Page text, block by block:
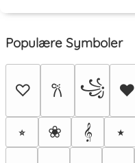
Populære Symboler
♡ 𐙚 ꧁ ♥
⭒
❀ 𝄞 ⭑